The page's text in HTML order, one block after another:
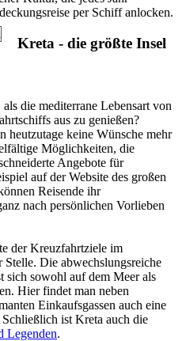
per Schiff anlocken.
Kreta - die größte Insel
die mediterrane Lebensart von
aus zu genießen?
heutzutage keine Wünsche mehr
Möglichkeiten, die
Angebote für
auf der Website des großen
Reisende ihr
nach persönlichen Vorlieben
der Kreuzfahrtziele im
Stelle. Die abwechslungsreiche
sich sowohl auf dem Meer als
Hier findet man neben
Einkaufsgassen auch eine
ist Kreta auch die
Legenden.